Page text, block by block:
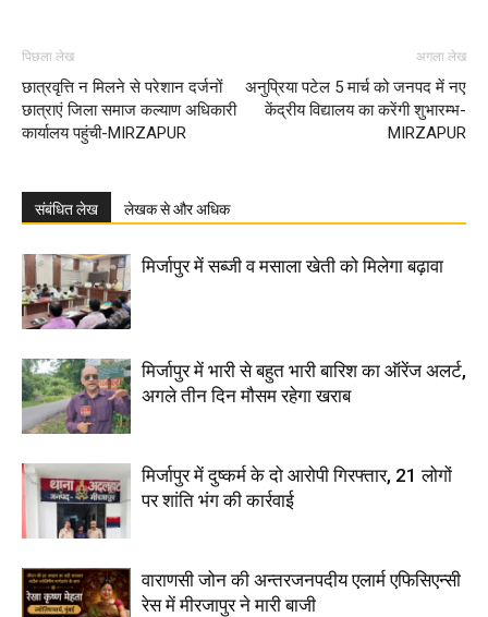
पिछला लेख
छात्रवृत्ति न मिलने से परेशान दर्जनों
छात्राएं जिला समाज कल्याण अधिकारी
कार्यालय पहुंची-MIRZAPUR
अगला लेख
अनुप्रिया पटेल 5 मार्च को जनपद में नए
केंद्रीय विद्यालय का करेंगी शुभारम्भ-
MIRZAPUR
संबंधित लेख लेखक से और अधिक
मिर्जापुर में सब्जी व मसाला खेती को मिलेगा बढ़ावा
मिर्जापुर में भारी से बहुत भारी बारिश का ऑरेंज अलर्ट,
अगले तीन दिन मौसम रहेगा खराब
मिर्जापुर में दुष्कर्म के दो आरोपी गिरफ्तार, 21 लोगों
पर शांति भंग की कार्रवाई
वाराणसी जोन की अन्तरजनपदीय एलार्म एफिसिएन्सी
रेस में मीरजापुर ने मारी बाजी